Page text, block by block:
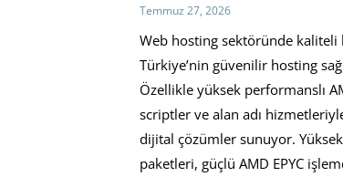
Temmuz 27, 2026
Web hosting sektöründe kaliteli
Türkiye’nin güvenilir hosting
Özellikle yüksek performanslı
scriptler ve alan adı
dijital çözümler sunuyor.
paketleri, güçlü AMD EPYC